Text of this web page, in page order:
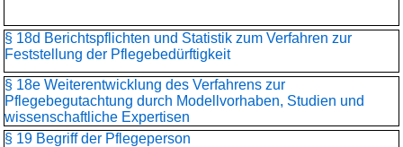
§ 18d Berichtspflichten und Statistik zum Verfahren zur
Feststellung der Pflegebedürftigkeit
§ 18e Weiterentwicklung des Verfahrens zur
Pflegebegutachtung durch Modellvorhaben, Studien und
wissenschaftliche Expertisen
§ 19 Begriff der Pflegeperson